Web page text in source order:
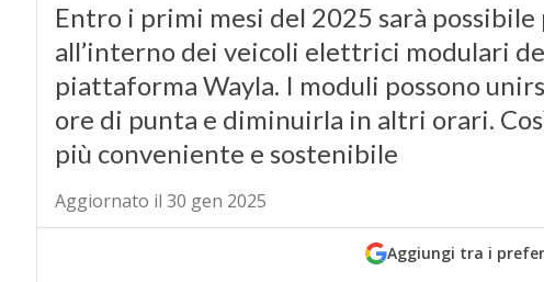
Entro i primi mesi del 2025 sarà
all’interno dei veicoli elettrici modulari
piattaforma Wayla. I moduli possono
ore di punta e diminuirla in altri orari.
più conveniente e sostenibile
Aggiornato il 30 gen 2025
Aggiungi tra i